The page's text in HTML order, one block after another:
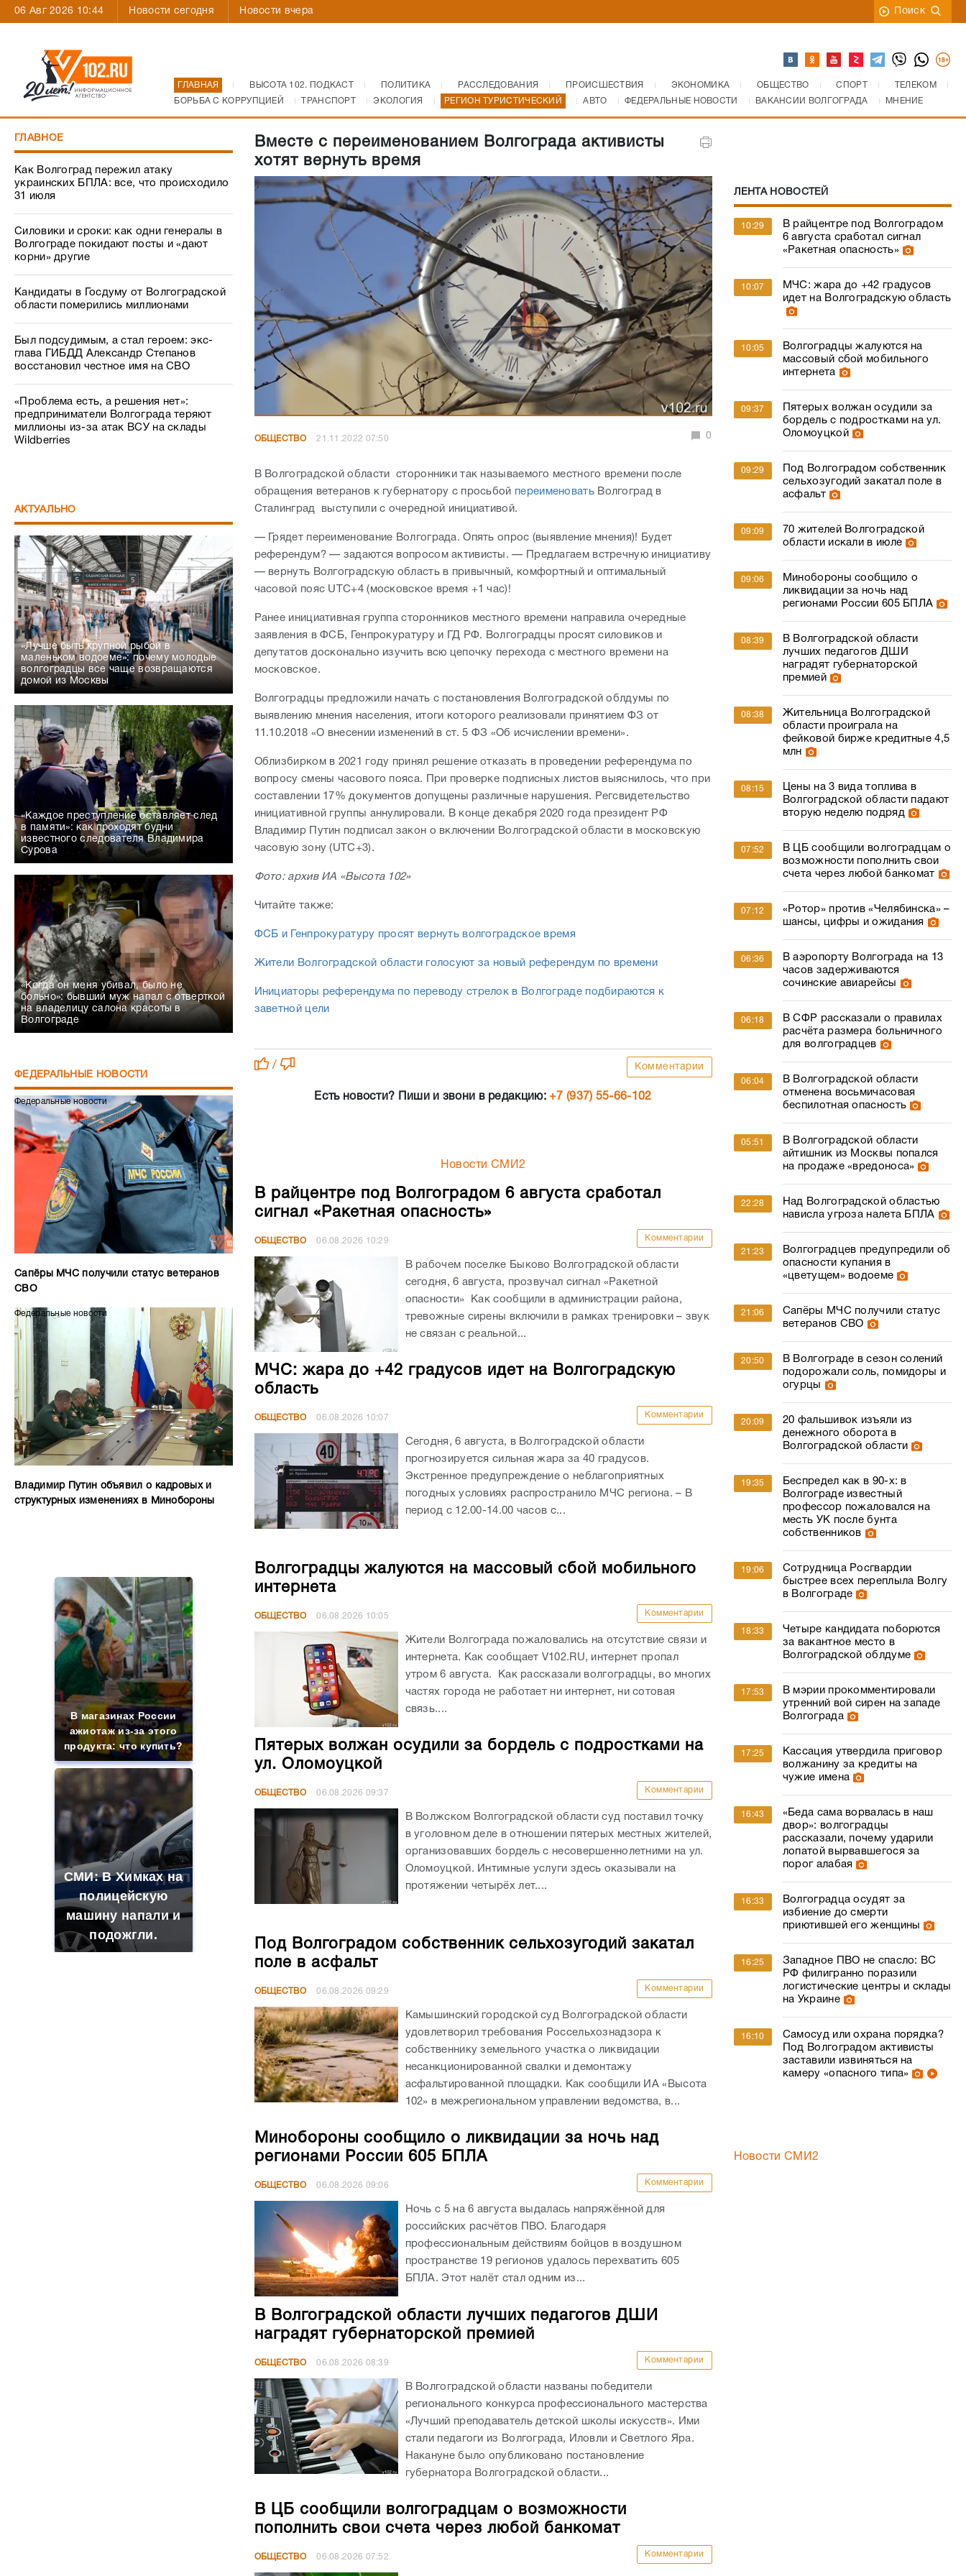
06 Авг 2026 10:44 Новости сегодня Новости вчера Поиск
ГЛАВНАЯ ВЫСОТА 102. ПОДКАСТ ПОЛИТИКА РАССЛЕДОВАНИЯ ПРОИСШЕСТВИЯ ЭКОНОМИКА ОБЩЕСТВО СПОРТ
ТЕЛЕКОМ
БОРЬБА С КОРРУПЦИЕЙ
ТРАНСПОРТ ЭКОЛОГИЯ РЕГИОН ТУРИСТИЧЕСКИЙ АВТО ФЕДЕРАЛЬНЫЕ НОВОСТИ ВАКАНСИИ ВОЛГОГРАДА МНЕНИЕ
ГЛАВНОЕ
Как Волгоград пережил атаку
украинских БПЛА: все, что происходило
31 июля
Силовики и сроки: как одни генералы в
Волгограде покидают посты и «дают
корни» другие
Кандидаты в Госдуму от Волгоградской
области померились миллионами
Был подсудимым, а стал героем: экс-
глава ГИБДД Александр Степанов
восстановил честное имя на СВО
«Проблема есть, а решения нет»:
предприниматели Волгограда теряют
миллионы из-за атак ВСУ на склады
Wildberries
АКТУАЛЬНО
«Лучше быть крупной рыбой в
маленьком водоеме»: почему молодые
волгоградцы все чаще возвращаются
домой из Москвы
«Каждое преступление оставляет след
в памяти»: как проходят будни
известного следователя Владимира
Сурова
«Когда он меня убивал, было не
больно»: бывший муж напал с отверткой
на владелицу салона красоты в
Волгограде
ФЕДЕРАЛЬНЫЕ НОВОСТИ
Федеральные новости
Сапёры МЧС получили статус ветеранов
СВО
Федеральные новости
Владимир Путин объявил о кадровых и
структурных изменениях в Минобороны
В магазинах России
ажиотаж из-за этого
продукта: что купить?
СМИ: В Химках на
полицейскую
машину напали и
подожгли.
Вместе с переименованием Волгограда активисты
хотят вернуть время
ОБЩЕСТВО 21.11.2022 07:50 0
В Волгоградской области сторонники так называемого местного времени после
обращения ветеранов к губернатору с просьбой переименоватьВолгоград в
Сталинград выступили с очередной инициативой.
— Грядет переименование Волгограда. Опять опрос (выявление мнения)! Будет
референдум? — задаются вопросом активисты. — Предлагаем встречную инициативу
— вернуть Волгоградскую область в привычный, комфортный и оптимальный
часовой пояс UTC+4 (московское время +1 час)!
Ранее инициативная группа сторонников местного времени направила очередные
заявления в ФСБ, Генпрокуратуру и ГД РФ. Волгоградцы просят силовиков и
депутатов досконально изучить всю цепочку перехода с местного времени на
московское.
Волгоградцы предложили начать с постановления Волгоградской облдумы по
выявлению мнения населения, итоги которого реализовали принятием ФЗ от
11.10.2018 «О внесении изменений в ст. 5 ФЗ «Об исчислении времени».
Облизбирком в 2021 году принял решение отказать в проведении референдума по
вопросу смены часового пояса. При проверке подписных листов выяснилось, что при
составлении 17% документов допущены различные нарушения. Регсвидетельство
инициативной группы аннулировали. В конце декабря 2020 года президент РФ
Владимир Путин подписал закон о включении Волгоградской области в московскую
часовую зону (UTC+3).
Фото: архив ИА «Высота 102»
Читайте также:
ФСБ и Генпрокуратуру просят вернуть волгоградское время
Жители Волгоградской области голосуют за новый референдум по времени
Инициаторы референдума по переводу стрелок в Волгограде подбираются к
заветной цели
/ Комментарии
Есть новости? Пиши и звони в редакцию:+7 (937) 55-66-102
Новости СМИ2
В райцентре под Волгоградом 6 августа сработал
сигнал «Ракетная опасность»
ОБЩЕСТВО 06.08.2026 10:29 Комментарии
В рабочем поселке Быково Волгоградской области
сегодня, 6 августа, прозвучал сигнал «Ракетной
опасности» Как сообщили в администрации района,
тревожные сирены включили в рамках тренировки – звук
не связан с реальной...
МЧС: жара до +42 градусов идет на Волгоградскую
область
ОБЩЕСТВО 06.08.2026 10:07 Комментарии
Сегодня, 6 августа, в Волгоградской области
прогнозируется сильная жара за 40 градусов.
Экстренное предупреждение о неблагоприятных
погодных условиях распространило МЧС региона. – В
период с 12.00-14.00 часов с...
Волгоградцы жалуются на массовый сбой мобильного
интернета
ОБЩЕСТВО 06.08.2026 10:05 Комментарии
Жители Волгограда пожаловались на отсутствие связи и
интернета. Как сообщает V102.RU, интернет пропал
утром 6 августа. Как рассказали волгоградцы, во многих
частях города не работает ни интернет, ни сотовая
связь....
Пятерых волжан осудили за бордель с подростками на
ул. Оломоуцкой
ОБЩЕСТВО 06.08.2026 09:37 Комментарии
В Волжском Волгоградской области суд поставил точку
в уголовном деле в отношении пятерых местных жителей,
организовавших бордель с несовершеннолетними на ул.
Оломоуцкой. Интимные услуги здесь оказывали на
протяжении четырёх лет....
Под Волгоградом собственник сельхозугодий закатал
поле в асфальт
ОБЩЕСТВО 06.08.2026 09:29 Комментарии
Камышинский городской суд Волгоградской области
удовлетворил требования Россельхознадзора к
собственнику земельного участка о ликвидации
несанкционированной свалки и демонтажу
асфальтированной площадки. Как сообщили ИА «Высота
102» в межрегиональном управлении ведомства, в...
Минобороны сообщило о ликвидации за ночь над
регионами России 605 БПЛА
ОБЩЕСТВО 06.08.2026 09:06 Комментарии
Ночь с 5 на 6 августа выдалась напряжённой для
российских расчётов ПВО. Благодаря
профессиональным действиям бойцов в воздушном
пространстве 19 регионов удалось перехватить 605
БПЛА. Этот налёт стал одним из...
В Волгоградской области лучших педагогов ДШИ
наградят губернаторской премией
ОБЩЕСТВО 06.08.2026 08:39 Комментарии
В Волгоградской области названы победители
регионального конкурса профессионального мастерства
«Лучший преподаватель детской школы искусств». Ими
стали педагоги из Волгограда, Иловли и Светлого Яра.
Накануне было опубликовано постановление
губернатора Волгоградской области...
В ЦБ сообщили волгоградцам о возможности
пополнить свои счета через любой банкомат
ОБЩЕСТВО 06.08.2026 07:52 Комментарии
ЛЕНТА НОВОСТЕЙ
10:29
В райцентре под Волгоградом
6 августа сработал сигнал
«Ракетная опасность»
10:07
МЧС: жара до +42 градусов
идет на Волгоградскую область
10:05
Волгоградцы жалуются на
массовый сбой мобильного
интернета
09:37
Пятерых волжан осудили за
бордель с подростками на ул.
Оломоуцкой
09:29
Под Волгоградом собственник
сельхозугодий закатал поле в
асфальт
09:09
70 жителей Волгоградской
области искали в июле
09:06
Минобороны сообщило о
ликвидации за ночь над
регионами России 605 БПЛА
08:39
В Волгоградской области
лучших педагогов ДШИ
наградят губернаторской
премией
08:38
Жительница Волгоградской
области проиграла на
фейковой бирже кредитные 4,5
млн
08:15
Цены на 3 вида топлива в
Волгоградской области падают
вторую неделю подряд
07:52
В ЦБ сообщили волгоградцам о
возможности пополнить свои
счета через любой банкомат
07:12
«Ротор» против «Челябинска» –
шансы, цифры и ожидания
06:36
В аэропорту Волгограда на 13
часов задерживаются
сочинские авиарейсы
06:18
В СФР рассказали о правилах
расчёта размера больничного
для волгоградцев
06:04
В Волгоградской области
отменена восьмичасовая
беспилотная опасность
05:51
В Волгоградской области
айтишник из Москвы попался
на продаже «вредоноса»
22:28
Над Волгоградской областью
нависла угроза налета БПЛА
21:23
Волгоградцев предупредили об
опасности купания в
«цветущем» водоеме
21:06
Сапёры МЧС получили статус
ветеранов СВО
20:50
В Волгограде в сезон солений
подорожали соль, помидоры и
огурцы
20:09
20 фальшивок изъяли из
денежного оборота в
Волгоградской области
19:35
Беспредел как в 90-х: в
Волгограде известный
профессор пожаловался на
месть УК после бунта
собственников
19:06
Сотрудница Росгвардии
быстрее всех переплыла Волгу
в Волгограде
18:33
Четыре кандидата поборются
за вакантное место в
Волгоградской облдуме
17:53
В мэрии прокомментировали
утренний вой сирен на западе
Волгограда
17:25
Кассация утвердила приговор
волжанину за кредиты на
чужие имена
16:43
«Беда сама ворвалась в наш
двор»: волгоградцы
рассказали, почему ударили
лопатой вырвавшегося за
порог алабая
16:33
Волгоградца осудят за
избиение до смерти
приютившей его женщины
16:25
Западное ПВО не спасло: ВС
РФ филигранно поразили
логистические центры и склады
на Украине
16:10
Самосуд или охрана порядка?
Под Волгоградом активисты
заставили извиняться на
камеру «опасного типа»
Новости СМИ2